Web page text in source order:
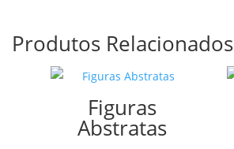
Produtos Relacionados
Figuras
Abstratas